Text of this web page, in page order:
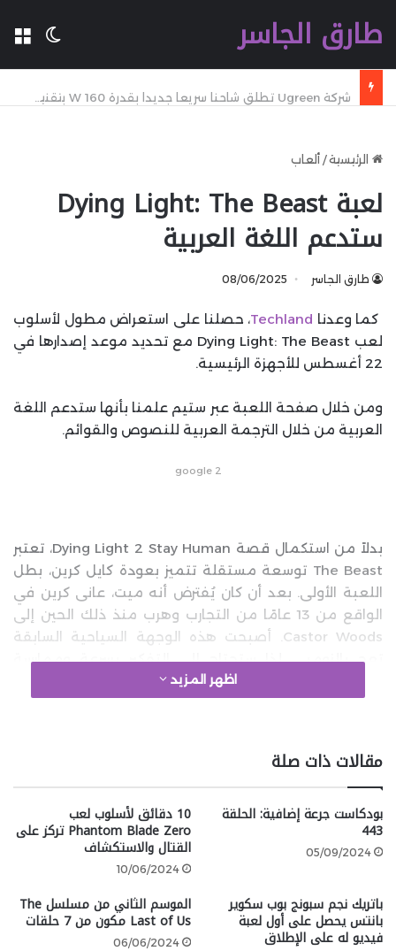
طارق الجاسر
الرئيسية/ ألعاب
لعبة Dying Light: The Beast
ستدعم اللغة العربية
طارق الجاسر 08/06/2025
كما وعدنا Techland، حصلنا على استعراض مطول لأسلوب
لعب Dying Light: The Beast مع تحديد موعد إصدارها في
22 أغسطس للأجهزة الرئيسية.
ومن خلال صفحة اللعبة عبر ستيم علمنا بأنها ستدعم اللغة
العربية من خلال الترجمة العربية للنصوص والقوائم.
google 2
بدلاً من استكمال قصة Dying Light 2 Stay Human، تعتبر
The Beast توسعة مستقلة تتميز بعودة كايل كرين، بطل
اللعبة الأولى. بعد أن كان يُفترض أنه ميت، عانى كرين في
الواقع من 13 عامًا من التجارب وهرب منذ ذلك الحين إلى
Castor Woods. أصبحت هذه الوجهة السياحية السابقة
تعج بالزومبي، لذا ستحتاج إلى التفكير بسرعة وممارسة
رياضة الباركور للبقاء على قيد الحياة.
Beast على أجهزة Xbox Series X/S وXbox One وPS4 وPS5
والحاسب الشخصي.
اظهر المزيد
مقالات ذات صلة
بودكاست جرعة إضافية: الحلقة
443
05/09/2024
10 دقائق لأسلوب لعب
Phantom Blade Zero تركز على
القتال والاستكشاف
10/06/2024
باتريك نجم سبونج بوب سكوير
بانتس يحصل على أول لعبة
فيديو له على الإطلاق
الموسم الثاني من مسلسل The
Last of Us مكون من 7 حلقات
06/06/2024